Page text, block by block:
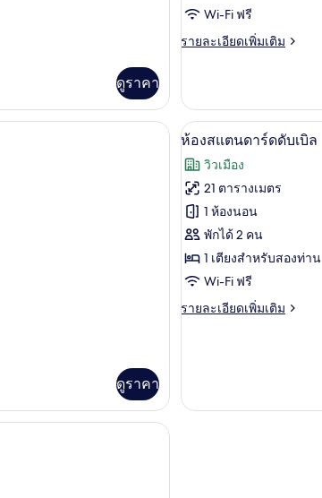
ดูราคา
ของ
Double
Wi-Fi ฟรี
รายละเอียดเพิ่มเติม
ราย
เกี่ยว
กับ
Double
Balcony
ห้องดับเบิล, ระเบียง | Wi-Fi ฟรี, ผ้าปูที่นอน
ดูราคา
เปิด
ภาพถ่าย
ทั้งหมด
ของ
ห้อง
สแตนดาร์ด
ดับเบิล
7
ห้องสแตนดาร์ดดับเบิล
วิวเมือง
21 ตารางเมตร
1 ห้องนอน
พักได้ 2 คน
1 เตียงสำหรับสองท่าน
Wi-Fi ฟรี
รายละเอียดเพิ่มเติม
ราย
ห้อง
ห้องดีลักซ์ดับเบิล, ระเบียง | Wi-Fi ฟรี, ผ้าปูที่นอน